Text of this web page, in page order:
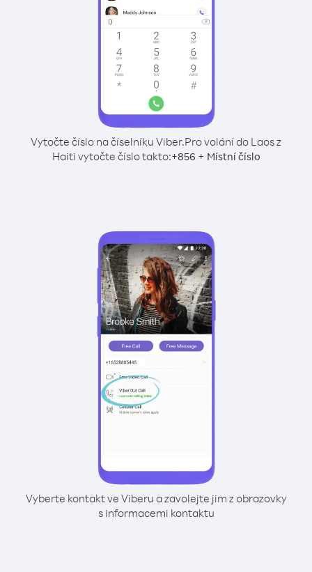
Vytočte číslo na číselníku Viber.Pro volání do Laos z
Haiti vytočte číslo takto:+856 + Místní číslo
Vyberte kontakt ve Viberu a zavolejte jim z obrazovky
s informacemi kontaktu